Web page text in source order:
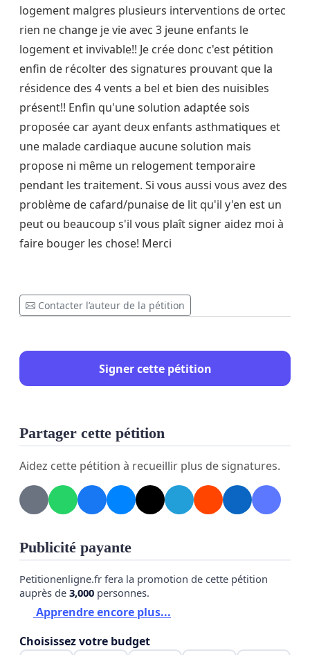
logement malgres plusieurs interventions de ortec
rien ne change je vie avec 3 jeune enfants le
logement et invivable!! Je crée donc c'est pétition
enfin de récolter des signatures prouvant que la
résidence des 4 vents a bel et bien des nuisibles
présent!! Enfin qu'une solution adaptée sois
proposée car ayant deux enfants asthmatiques et
une malade cardiaque aucune solution mais
propose ni même un relogement temporaire
pendant les traitement. Si vous aussi vous avez des
problème de cafard/punaise de lit qu'il y'en est un
peut ou beaucoup s'il vous plaît signer aidez moi à
faire bouger les chose! Merci
Contacter l’auteur de la pétition
Signer cette pétition
Partager cette pétition
Aidez cette pétition à recueillir plus de signatures.
Publicité payante
Petitionenligne.fr fera la promotion de cette pétition
auprès de 3,000 personnes.
Apprendre encore plus...
Choisissez votre budget